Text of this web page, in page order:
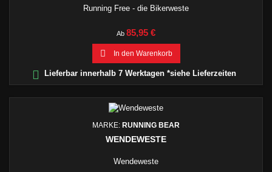
Running Free - die Bikerweste
Ab Preis
85,95 €
 In den Warenkorb
 Lieferbar innerhalb 7 Werktagen *siehe Lieferzeiten
MARKE: RUNNING BEAR
WENDEWESTE
Wendeweste